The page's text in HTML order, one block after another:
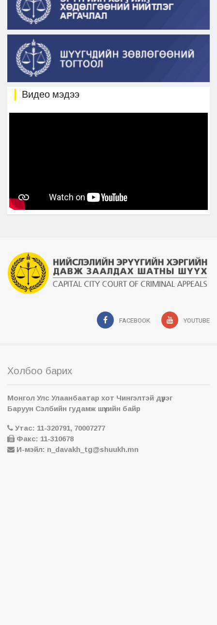
Видео мэдээ
FACEBOOK YOUTUBE
Холбоо барих
Монгол Улс Улаанбаатар хот Чингэлтэй дүүрэг
Баруун Сэлбийн гудамж шүүхийн байр
Утас: 11-320791, 70007277
Факс: 11-310678
И-мэйл: n_davakh_tg@shuukh.mn